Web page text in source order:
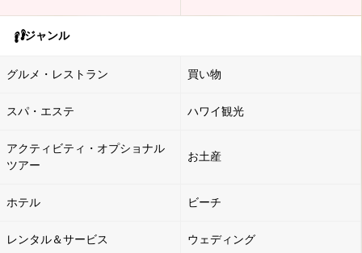
ジャンル
グルメ・レストラン 買い物
スパ・エステ ハワイ観光
アクティビティ・オプショナル
ツアー
お土産
ホテル ビーチ
レンタル＆サービス ウェディング